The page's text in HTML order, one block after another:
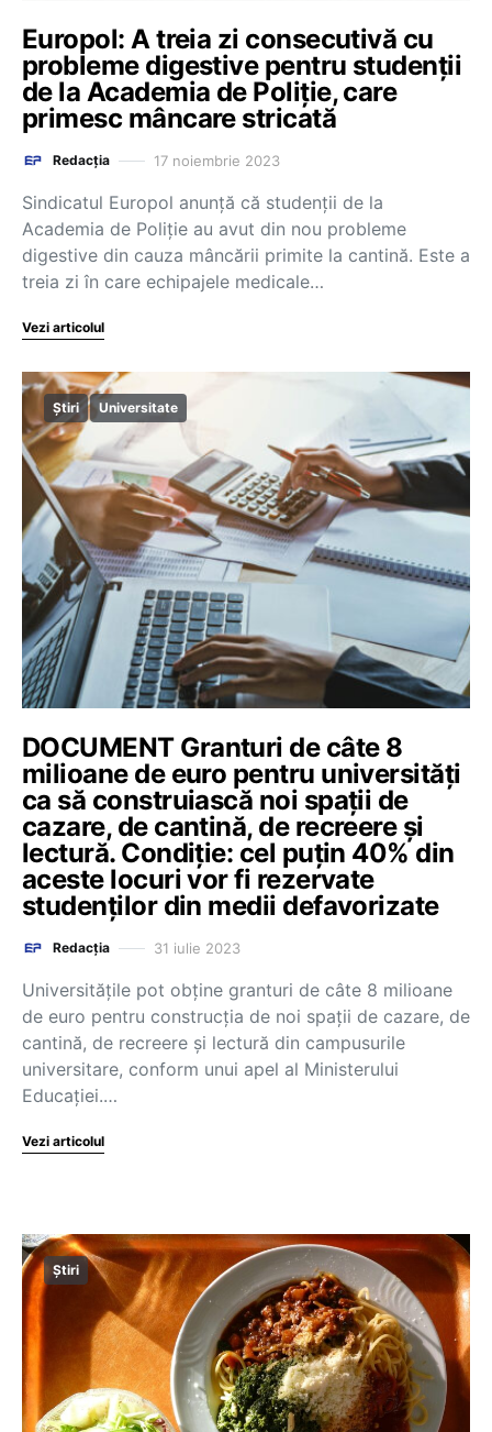
Europol: A treia zi consecutivă cu
probleme digestive pentru studenții
de la Academia de Poliție, care
primesc mâncare stricată
Redacția 17 noiembrie 2023
Sindicatul Europol anunță că studenții de la
Academia de Poliție au avut din nou probleme
digestive din cauza mâncării primite la cantină. Este a
treia zi în care echipajele medicale…
Vezi articolul
Știri Universitate
DOCUMENT Granturi de câte 8
milioane de euro pentru universități
ca să construiască noi spații de
cazare, de cantină, de recreere și
lectură. Condiție: cel puțin 40% din
aceste locuri vor fi rezervate
studenților din medii defavorizate
Redacția 31 iulie 2023
Universitățile pot obține granturi de câte 8 milioane
de euro pentru construcția de noi spații de cazare, de
cantină, de recreere și lectură din campusurile
universitare, conform unui apel al Ministerului
Educației.…
Vezi articolul
Știri